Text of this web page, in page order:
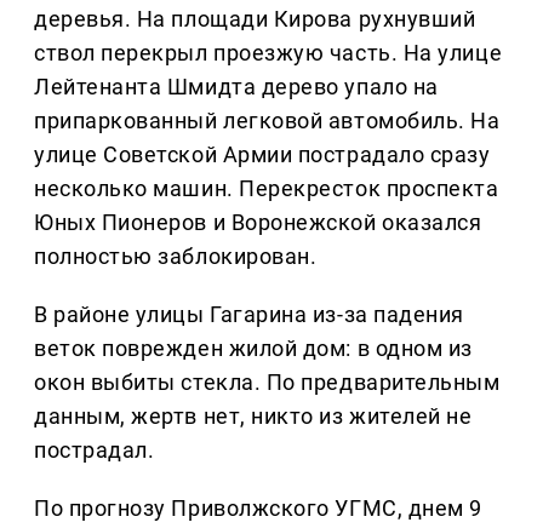
деревья. На площади Кирова рухнувший
ствол перекрыл проезжую часть. На улице
Лейтенанта Шмидта дерево упало на
припаркованный легковой автомобиль. На
улице Советской Армии пострадало сразу
несколько машин. Перекресток проспекта
Юных Пионеров и Воронежской оказался
полностью заблокирован.
В районе улицы Гагарина из-за падения
веток поврежден жилой дом: в одном из
окон выбиты стекла. По предварительным
данным, жертв нет, никто из жителей не
пострадал.
По прогнозу Приволжского УГМС, днем 9